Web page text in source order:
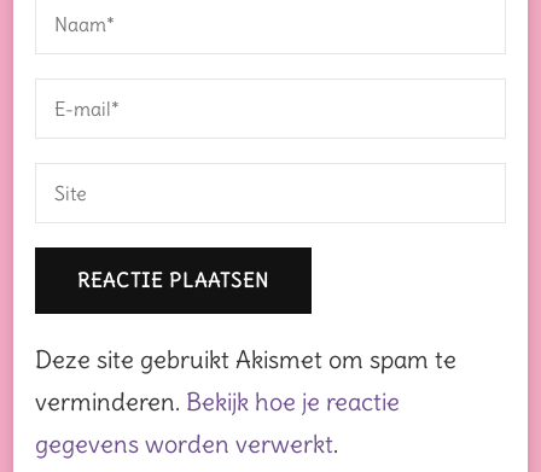
Deze site gebruikt Akismet om spam te
verminderen. Bekijk hoe je reactie
gegevens worden verwerkt.